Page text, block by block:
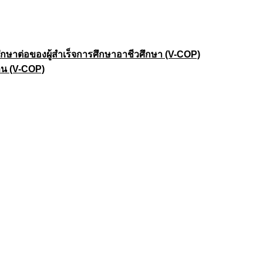
าต่อของผู้สำเร็จการศึกษาอาชีวศึกษา (V-COP)
(V-COP)